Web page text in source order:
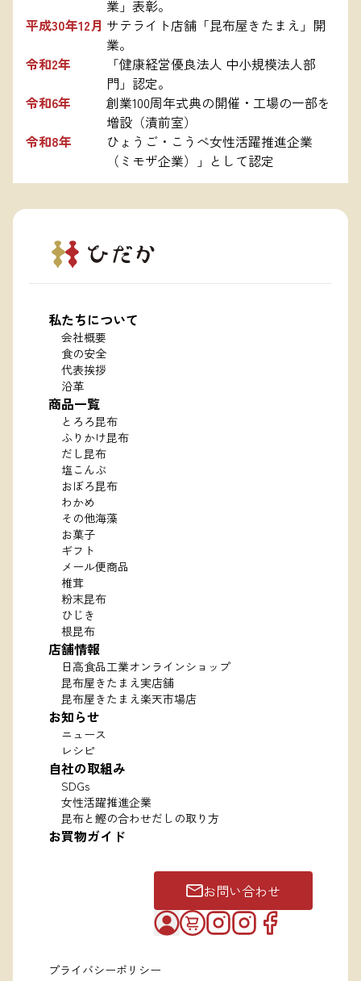
業」表彰。
平成30年12月 サテライト店舗「昆布屋きたまえ」開
業。
令和2年
「健康経営優良法人 中小規模法人部
門」認定。
令和6年
創業100周年式典の開催・工場の一部を
増設（漬前室）
令和8年
ひょうご・こうべ女性活躍推進企業
（ミモザ企業）」として認定
私たちについて
会社概要
食の安全
代表挨拶
沿革
商品一覧
とろろ昆布
ふりかけ昆布
だし昆布
塩こんぶ
おぼろ昆布
わかめ
その他海藻
お菓子
ギフト
メール便商品
椎茸
粉末昆布
ひじき
根昆布
店舗情報
日高食品工業オンラインショップ
昆布屋きたまえ実店舗
昆布屋きたまえ楽天市場店
お知らせ
ニュース
レシピ
自社の取組み
SDGs
女性活躍推進企業
昆布と鰹の合わせだしの取り方
お買物ガイド
お問い合わせ
プライバシーポリシー